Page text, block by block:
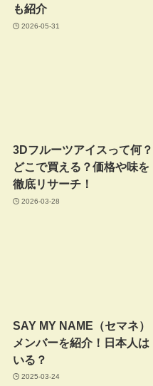
も紹介
2026-05-31
3Dフルーツアイスって何？
どこで買える？価格や味を
徹底リサーチ！
2026-03-28
SAY MY NAME（セマネ）
メンバーを紹介！日本人は
いる？
2025-03-24